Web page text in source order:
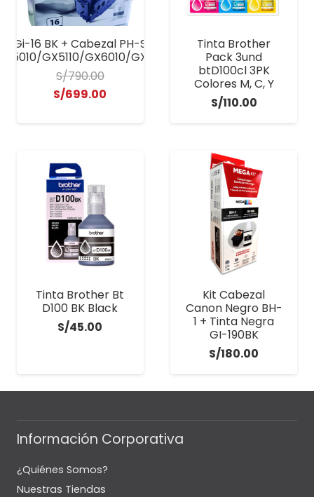
Gi-16 BK + Cabezal PH-S Maxify GX
GX5110/GX6010/GX6110/GX7010/GX7110
S/790.00
El
S/790.00.
S/699.00
Tinta Brother
Pack 3und
btD100cl 3PK
Colores M, C, Y
S/110.00
Tinta Brother Bt
D100 BK Black
S/45.00
Kit Cabezal
Canon Negro BH-
1 + Tinta Negra
GI-190BK
S/180.00
Información Corporativa
¿Quiénes Somos?
Nuestras Tiendas